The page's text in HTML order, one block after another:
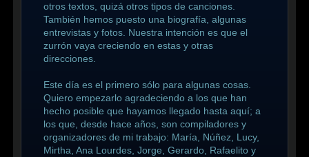
otros textos, quizá otros tipos de canciones.
También hemos puesto una biografía, algunas
entrevistas y fotos. Nuestra intención es que el
zurrón vaya creciendo en estas y otras
direcciones.
Este día es el primero sólo para algunas cosas.
Quiero empezarlo agradeciendo a los que han
hecho posible que hayamos llegado hasta aquí; a
los que, desde hace años, son compiladores y
organizadores de mi trabajo: María, Núñez, Lucy,
Mirtha, Ana Lourdes, Jorge, Gerardo, Rafaelito y